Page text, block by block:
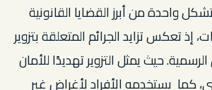
واحدة من أبرز القضايا القانونية
إذ تعكس تزايد الجرائم المتعلقة بتزوير
حيث يمثل التزوير تهديدًا للأمان
كما يستخدمه الأفراد لأغراض غير